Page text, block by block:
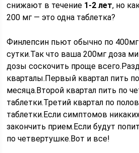
снижают в течение 1-2 лет, но
200 мг — это одна таблетка?
Финлепсин пьют обычно по
сутки.Так что ваша 200мг доза
дозы соскочить проще
кварталы.Первый квартал пить
месяца.Второй квартал пить по
таблетки.Третий квартал по
таблетки.Если симптомов
закончить прием.Если будут
по четвертушке.Вот и все!